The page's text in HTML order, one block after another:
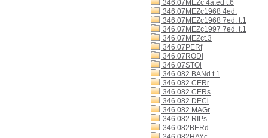
346.07MEZc 4a.ed t.6
346.07MEZc1968 4ed.
346.07MEZc1968 7ed. t.1
346.07MEZc1997 7ed. t.1
346.07MEZct.3
346.07PERf
346.07RODl
346.07STOl
346.082 BANd t.1
346.082 CERr
346.082 CERs
346.082 DECi
346.082 MAGr
346.082 RIPs
346.082BERd